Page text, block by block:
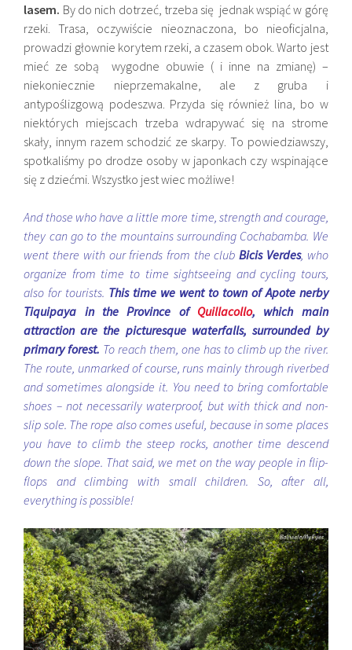
lasem. By do nich dotrzeć, trzeba się jednak wspiąć w górę
rzeki. Trasa, oczywiście nieoznaczona, bo nieoficjalna,
prowadzi głownie korytem rzeki, a czasem obok. Warto jest
mieć ze sobą wygodne obuwie ( i inne na zmianę) –
niekoniecznie nieprzemakalne, ale z gruba i
antypoślizgową podeszwa. Przyda się również lina, bo w
niektórych miejscach trzeba wdrapywać się na strome
skały, innym razem schodzić ze skarpy. To powiedziawszy,
spotkaliśmy po drodze osoby w japonkach czy wspinające
się z dziećmi. Wszystko jest wiec możliwe!
And those who have a little more time, strength and courage,
they can go to the mountains surrounding Cochabamba. We
went there with our friends from the clubBicis Verdes, who
organize from time to time sightseeing and cycling tours,
also for tourists. This time we went to town of Apote nerby
Tiquipaya in the Province of Quillacollo, which main
attraction are the picturesque waterfalls, surrounded by
primary forest. To reach them, one has to climb up the river.
The route, unmarked of course, runs mainly through riverbed
and sometimes alongside it. You need to bring comfortable
shoes – not necessarily waterproof, but with thick and non-
slip sole. The rope also comes useful, because in some places
you have to climb the steep rocks, another time descend
down the slope. That said, we met on the way people in flip-
flops and climbing with small children. So, after all,
everything is possible!